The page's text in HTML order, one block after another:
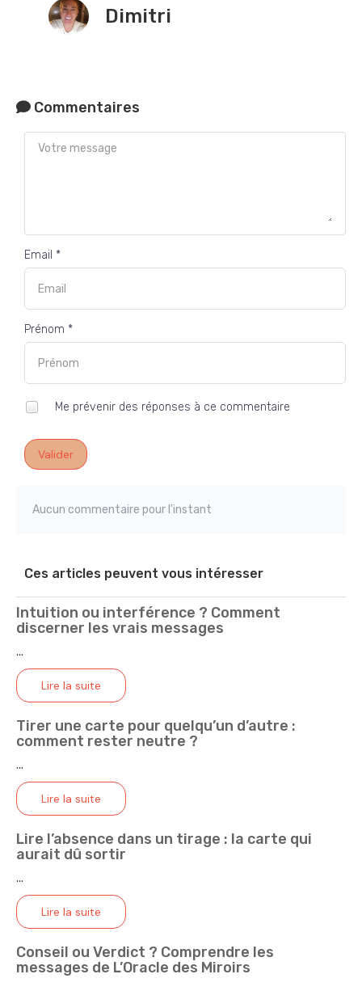
Dimitri
Commentaires
Email *
Prénom *
Me prévenir des réponses à ce commentaire
Valider
Aucun commentaire pour l'instant
Ces articles peuvent vous intéresser
Intuition ou interférence ? Comment
discerner les vrais messages
...
Lire la suite
Tirer une carte pour quelqu’un d’autre :
comment rester neutre ?
...
Lire la suite
Lire l’absence dans un tirage : la carte qui
aurait dû sortir
...
Lire la suite
Conseil ou Verdict ? Comprendre les
messages de L’Oracle des Miroirs